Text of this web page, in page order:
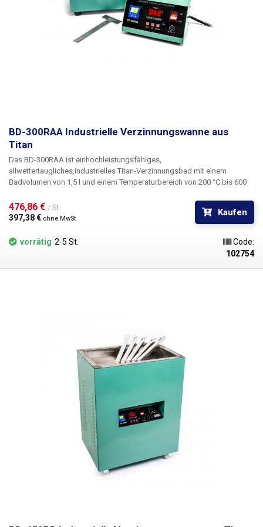
empfehlen daher auch den Kauf von Stangenzinn aus unserem
BD-300RAA Industrielle Verzinnungswanne aus
Titan
Das BD-300RAA ist ein hochleistungsfähiges,
allwettertaugliches,industrielles Titan-Verzinnungsbad mit einem
Badvolumen von 1,5 l und einem Temperaturbereich von 200 °C bis 600
kg bleifreie Legierung benötigt. Das BD-300RAA Verzinnungsbad
zeichnet sich durch seine robuste Bauweise
und die separate
Steuereinheit aus, die durch diese Konstruktion vor längerer Einwirkung
hoher Schmelztemperaturen geschützt ist. Das Bad ist über ein 110 cm
langes Kabel in einer Schutzhülle mit dem Steuerteil verbunden. Die
einem Display, das die aktuelle Temperatur der geschmolzenen
der durch die Badabmessungen vorgegebenen Größe. Der Körper der
Wanne besteht aus einer Titanlegierung und ist daher bei längerem
Gebrauch besser gegen Erosion geschützt. Diese Bäder sind wesentlich
langlebiger als Edelstahl. Darüber hinaus erlaubt die Titanlegierung, aus
der es hergestellt ist, wesentlich höhere Betriebstemperaturen als
Edelstahlbäder, nämlich bis zu 600°C im Gegensatz zu maximal 480°C
Modellen ist die Heizungssteuerung, die auf einer Rückkopplung durch
Messung der Badetemperatur beruht. Die gewünschte Temperatur wird
mit den Tasten UP und DOWN auf dem Display eingestellt und mit der
Taste SET bestätigt. Die Erwärmung selbst erfolgt durch Infrarotröhren,
die unter dem Bad angebracht sind. Sobald die gewählte Temperatur
erreicht ist, wird sie vom System automatisch genau eingehalten, und die
476,86 € / St.
397,38 € ohne MwSt
Kaufen
vorrätig 2-5 St.
Code:
102754